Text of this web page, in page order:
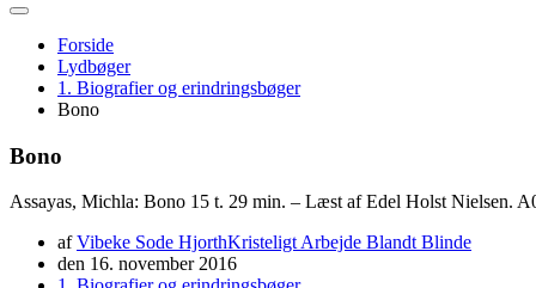
Forside
Lydbøger
1. Biografier og erindringsbøger
Bono
Bono
Assayas, Michla: Bono 15 t. 29 min. – Læst af Edel Holst Nielsen.
af Vibeke Sode HjorthKristeligt Arbejde Blandt Blinde
den 16. november 2016